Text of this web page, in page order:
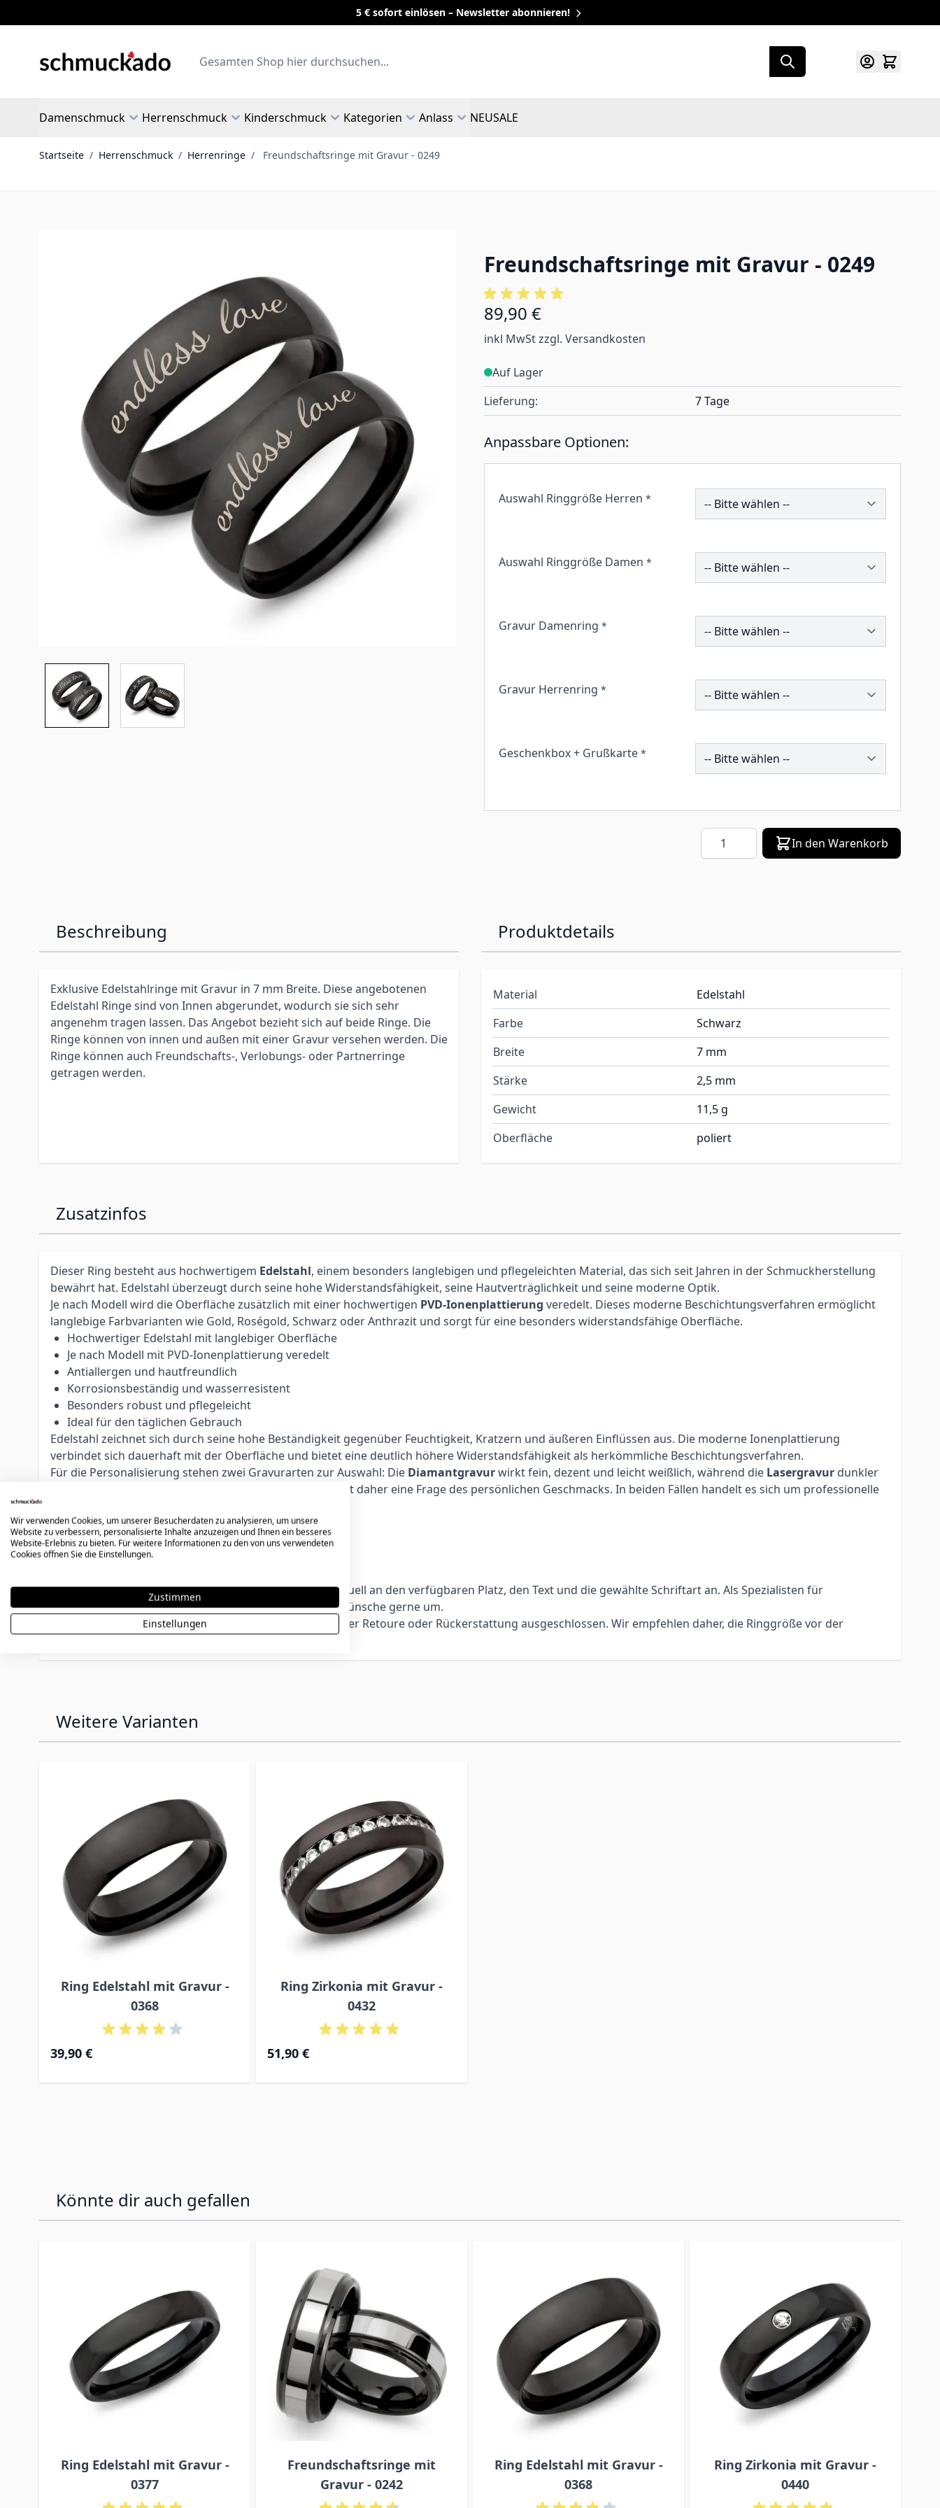
5 € sofort einlösen – Newsletter abonnieren!
Search
Damenschmuck Herrenschmuck Kinderschmuck Kategorien Anlass NEUSALE
Startseite / Herrenschmuck / Herrenringe / Freundschaftsringe mit Gravur - 0249
Freundschaftsringe mit Gravur - 0249
89,90 €
inkl MwSt zzgl. Versandkosten
Auf Lager
Lieferung:
7 Tage
Anpassbare Optionen:
Auswahl Ringgröße Herren * 195496
Auswahl Ringgröße Damen * 195552
Gravur Damenring * 195067
Gravur Herrenring * 195275
Geschenkbox + Grußkarte * 257576
Menge In den Warenkorb
Beschreibung
Exklusive Edelstahlringe mit Gravur in 7 mm Breite. Diese angebotenen
Edelstahl Ringe sind von Innen abgerundet, wodurch sie sich sehr
angenehm tragen lassen. Das Angebot bezieht sich auf beide Ringe. Die
Ringe können von innen und außen mit einer Gravur versehen werden. Die
Ringe können auch Freundschafts-, Verlobungs- oder Partnerringe
getragen werden.
Produktdetails
Material
Edelstahl
Farbe
Schwarz
Breite
7 mm
Stärke
2,5 mm
Gewicht
11,5 g
Oberfläche
poliert
Zusatzinfos
Dieser Ring besteht aus hochwertigem Edelstahl, einem besonders langlebigen und pflegeleichten Material, das sich seit Jahren in der Schmuckherstellung
bewährt hat. Edelstahl überzeugt durch seine hohe Widerstandsfähigkeit, seine Hautverträglichkeit und seine moderne Optik.
Je nach Modell wird die Oberfläche zusätzlich mit einer hochwertigen PVD-Ionenplattierung veredelt. Dieses moderne Beschichtungsverfahren ermöglicht
langlebige Farbvarianten wie Gold, Roségold, Schwarz oder Anthrazit und sorgt für eine besonders widerstandsfähige Oberfläche.
Hochwertiger Edelstahl mit langlebiger Oberfläche
Je nach Modell mit PVD-Ionenplattierung veredelt
Antiallergen und hautfreundlich
Korrosionsbeständig und wasserresistent
Besonders robust und pflegeleicht
Ideal für den täglichen Gebrauch
Edelstahl zeichnet sich durch seine hohe Beständigkeit gegenüber Feuchtigkeit, Kratzern und äußeren Einflüssen aus. Die moderne Ionenplattierung
verbindet sich dauerhaft mit der Oberfläche und bietet eine deutlich höhere Widerstandsfähigkeit als herkömmliche Beschichtungsverfahren.
Für die Personalisierung stehen zwei Gravurarten zur Auswahl: Die Diamantgravurwirkt fein, dezent und leicht weißlich, während die Lasergravur dunkler
und kontrastreicher erscheint. Die Wahl der Gravurart ist daher eine Frage des persönlichen Geschmacks. In beiden Fällen handelt es sich um professionelle
Alle Sprachen und Alphabete möglich
Individuelle Platzierung durch erfahrene Graveure
Optimiert nach Fläche, Text und Schriftart
Unsere erfahrenen Graveure passen jede Gravur individuell an den verfügbaren Platz, den Text und die gewählte Schriftart an. Als Spezialisten für
personalisierten Schmuck setzen wir auch besondere Wünsche gerne um.
Personalisierte Artikel sind vom Umtausch, einer Retoure oder Rückerstattung ausgeschlossen. Wir empfehlen daher, die Ringgröße vor der
Bestellung sorgfältig zu prüfen.
Weitere Varianten
Ring Edelstahl mit Gravur -
0368
39,90 €
Ring Zirkonia mit Gravur -
0432
51,90 €
Könnte dir auch gefallen
Ring Edelstahl mit Gravur -
0377
Freundschaftsringe mit
Gravur - 0242
Ring Edelstahl mit Gravur -
0368
Ring Zirkonia mit Gravur -
0440
Wir verwenden Cookies, um unserer Besucherdaten zu analysieren, um unsere
Website zu verbessern, personalisierte Inhalte anzuzeigen und Ihnen ein besseres
Website-Erlebnis zu bieten. Für weitere Informationen zu den von uns verwendeten
Cookies öffnen Sie die Einstellungen.
Zustimmen
Einstellungen